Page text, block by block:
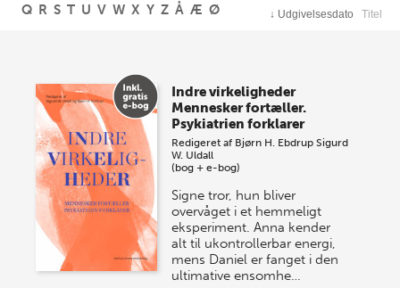
Q R S T U V W X Y Z Å Æ Ø ↓ Udgivelsesdato Titel
Indre virkeligheder
Mennesker fortæller.
Psykiatrien forklarer
Redigeret af Bjørn H. Ebdrup Sigurd
W. Uldall
(bog + e-bog)
Signe tror, hun bliver
overvåget i et hemmeligt
eksperiment. Anna kender
alt til ukontrollerbar energi,
mens Daniel er fanget i den
ultimative ensomhe…